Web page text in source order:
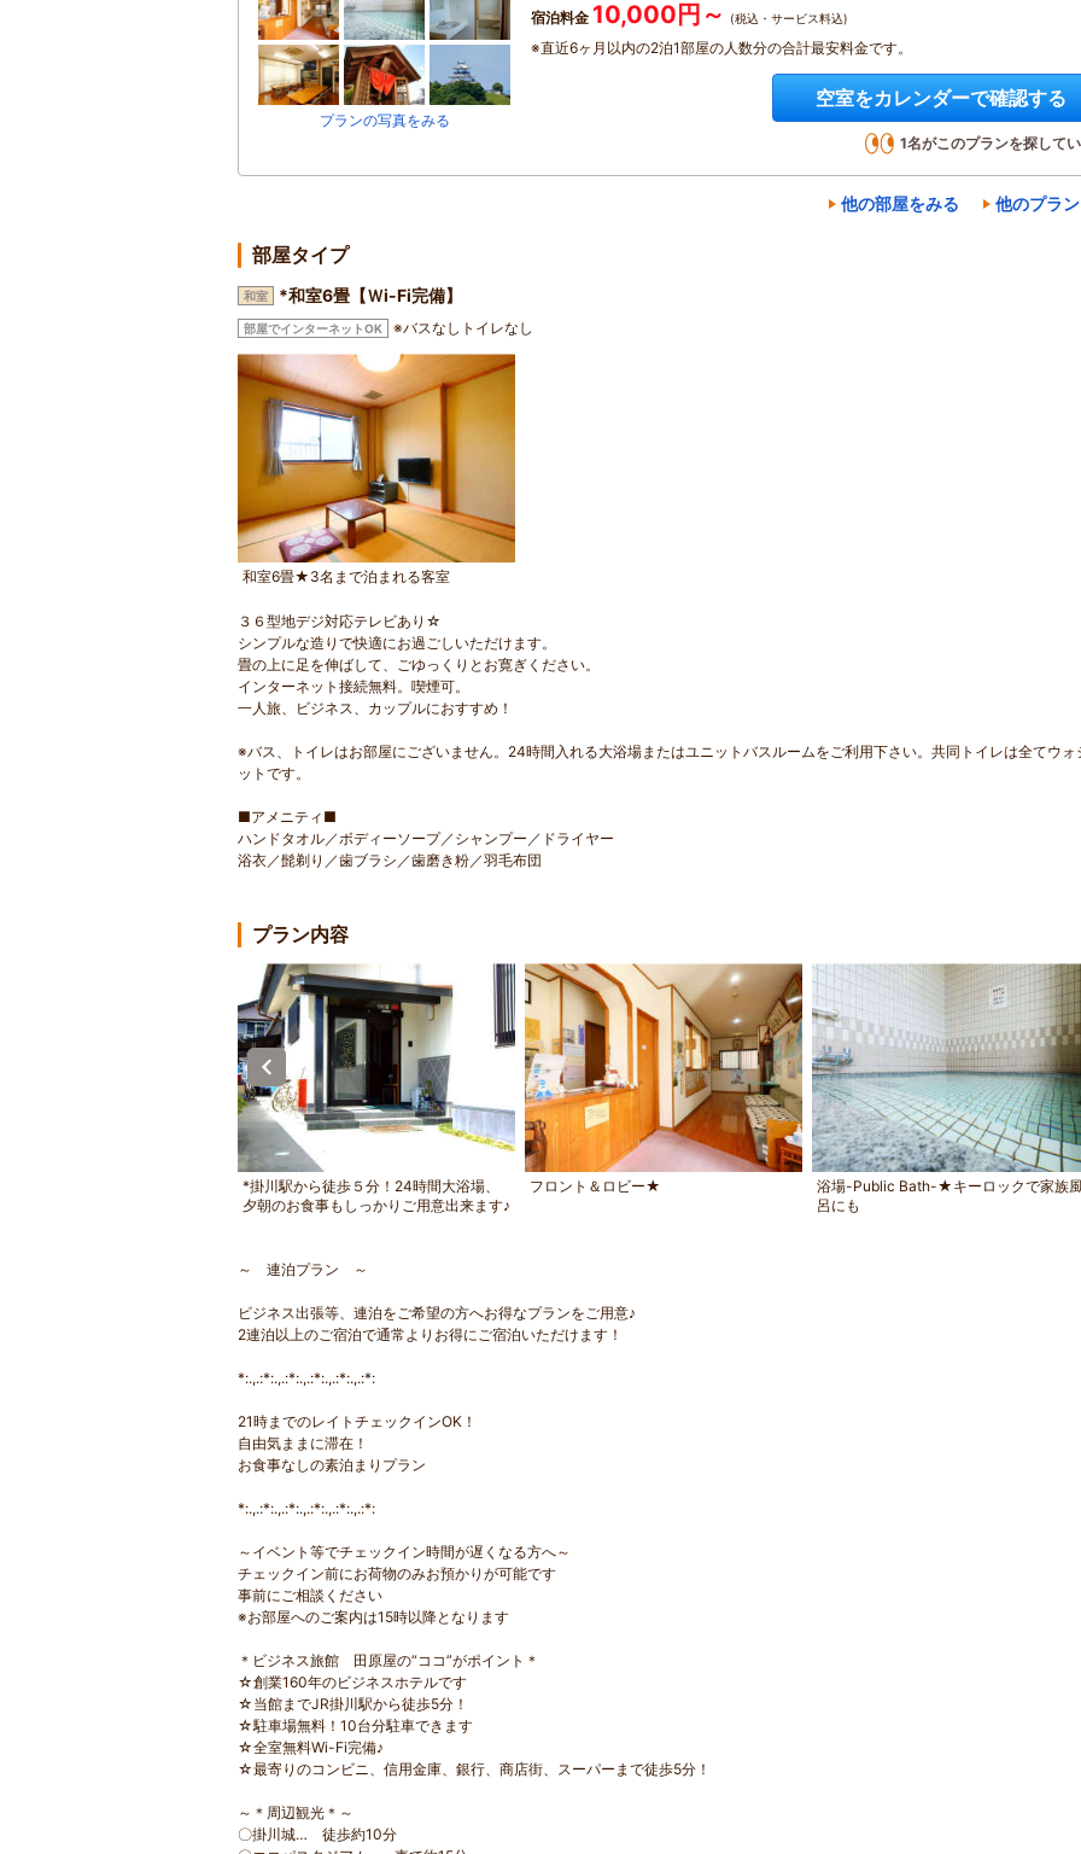
プランの写真をみる
宿泊料金 10,000円～ (税込・サービス料込)
※直近6ヶ月以内の2泊1部屋の人数分の合計最安料金です。
空室をカレンダーで確認する
1名がこのプランを探して
他の部屋をみる 他のプラ
部屋タイプ
和室 *和室6畳【Ｗi-Fi完備】
部屋でインターネットOK ※バスなしトイレなし
和室6畳★3名まで泊まれる客室
３６型地デジ対応テレビあり☆
シンプルな造りで快適にお過ごしいただけます。
畳の上に足を伸ばして、ごゆっくりとお寛ぎください。
インターネット接続無料。喫煙可。
一人旅、ビジネス、カップルにおすすめ！
※バス、トイレはお部屋にございません。24時間入れる大浴場またはユニットバスルームをご利用下さい。共同トイレは全てウォ
ットです。
■アメニティ■
ハンドタオル／ボディーソープ／シャンプー／ドライヤー
浴衣／髭剃り／歯ブラシ／歯磨き粉／羽毛布団
プラン内容
*掛川駅から徒歩５分！24時間大浴場、
夕朝のお食事もしっかりご用意出来ます♪
フロント＆ロビー★
浴場-Public Bath-★キーロックで家族
呂にも
～ 連泊プラン ～
ビジネス出張等、連泊をご希望の方へお得なプランをご用意♪
2連泊以上のご宿泊で通常よりお得にご宿泊いただけます！
*:.,.:*:.,.:*:.,.:*:.,.:*:.,.:*:
21時までのレイトチェックインOK！
自由気ままに滞在！
お食事なしの素泊まりプラン
*:.,.:*:.,.:*:.,.:*:.,.:*:.,.:*:
～イベント等でチェックイン時間が遅くなる方へ～
チェックイン前にお荷物のみお預かりが可能です
事前にご相談ください
※お部屋へのご案内は15時以降となります
＊ビジネス旅館 田原屋の“ココ”がポイント＊
☆創業160年のビジネスホテルです
☆当館までJR掛川駅から徒歩5分！
☆駐車場無料！10台分駐車できます
☆全室無料Wi-Fi完備♪
☆最寄りのコンビニ、信用金庫、銀行、商店街、スーパーまで徒歩5分！
～＊周辺観光＊～
〇掛川城… 徒歩約10分